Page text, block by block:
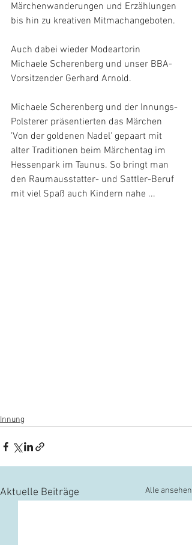
Märchenwanderungen und Erzählungen
bis hin zu kreativen Mitmachangeboten.
Auch dabei wieder Modeartorin
Michaele Scherenberg und unser BBA-
Vorsitzender Gerhard Arnold.
Michaele Scherenberg und der Innungs-
Polsterer präsentierten das Märchen
'Von der goldenen Nadel' gepaart mit
alter Traditionen beim Märchentag im
Hessenpark im Taunus. So bringt man
den Raumausstatter- und Sattler-Beruf
mit viel Spaß auch Kindern nahe ...
Innung
Aktuelle Beiträge Alle ansehen